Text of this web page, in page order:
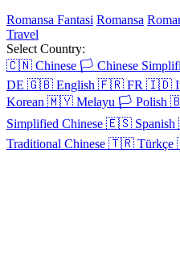
Romansa Fantasi Romansa
Travel
Select Country:
🇨🇳 Chinese 🏳️ Chinese
DE 🇬🇧 English 🇫🇷 FR 🇮🇩
Korean 🇲🇾 Melayu 🏳️ Polish
Simplified Chinese 🇪🇸 Spanish
Traditional Chinese 🇹🇷 Türkçe